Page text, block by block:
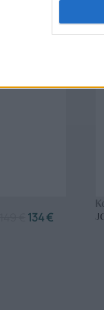
134€